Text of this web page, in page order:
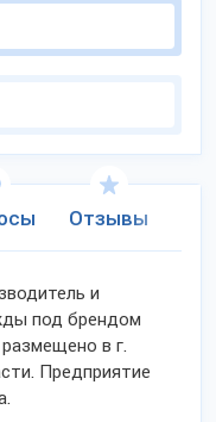
Отзывы
и
под брендом
в г.
Предприятие